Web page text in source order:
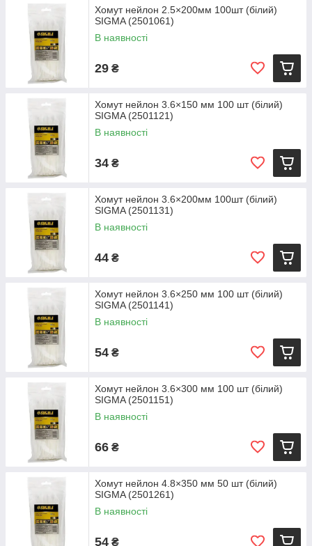
Хомут нейлон 2.5×200мм 100шт (білий)
SIGMA (2501061)
В наявності
29 ₴
Хомут нейлон 3.6×150 мм 100 шт (білий)
SIGMA (2501121)
В наявності
34 ₴
Хомут нейлон 3.6×200мм 100шт (білий)
SIGMA (2501131)
В наявності
44 ₴
Хомут нейлон 3.6×250 мм 100 шт (білий)
SIGMA (2501141)
В наявності
54 ₴
Хомут нейлон 3.6×300 мм 100 шт (білий)
SIGMA (2501151)
В наявності
66 ₴
Хомут нейлон 4.8×350 мм 50 шт (білий)
SIGMA (2501261)
В наявності
54 ₴